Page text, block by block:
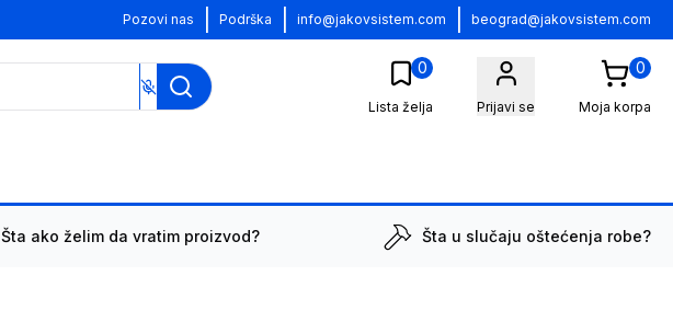
Pozovi nas Podrška info@jakovsistem.com beograd@jakovsistem.com
0
Lista želja Prijavi se
0
Moja korpa
Šta ako želim da vratim proizvod? Šta u slučaju oštećenja robe?